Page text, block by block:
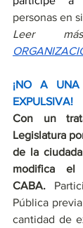
personas en
Leer más
¡NO A UNA
EXPULSIVA!
Con un
Legislatura
de la
modifica el
CABA.
Pública
cantidad de